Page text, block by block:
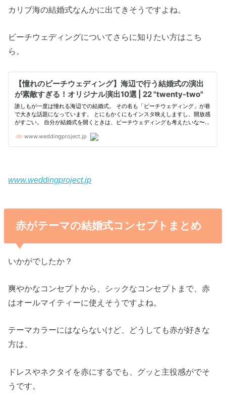
カリブ海の結婚式なんかに出てきそうですよね。
ビーチウェディングについてさらに知りたい方はこち
ら。
www.weddingproject.jp
赤がテーマの結婚式コンセプトまとめ
いかがでしたか？
爽やかなコンセプトから、シックなコンセプトまで、赤
はオールマイティーに使えそうですよね。
テーマカラーにはならないけど、どうしても赤が好きな
方は、
ドレスやネクタイを赤にするでも、グッと主役感がでそ
うです。